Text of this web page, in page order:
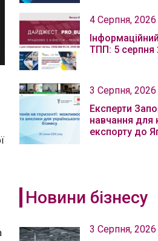
4 Серпня, 2026
ТПП: 5 серпня
3 Серпня, 2026
Експерти
навчання для
експорту до
Новини бізнесу
3 Серпня, 2026